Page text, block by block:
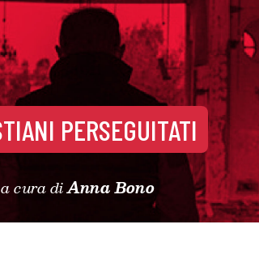
PERSEGUITATI
a cura diAnna Bono